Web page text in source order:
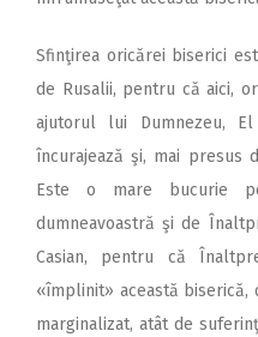
Sfinţirea oricărei biserici
de Rusalii, pentru că aici,
ajutorul lui Dumnezeu,
încurajează şi, mai presus
Este o mare bucurie
dumneavoastră şi de
Casian, pentru că
«împlinit» această biserică,
marginalizat, atât de